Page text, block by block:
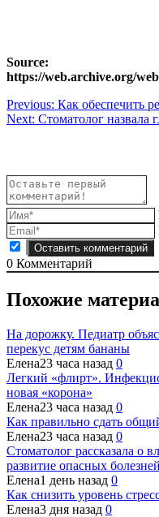
Source:
https://web.archive.org/
Навигация
по
Previous: Как обеспечить
Next: Стоматолог назвала
0 Комментарий
Похожие
На дорожку. Педиатр
перекус детям бананы
Елена23 часа назад 0
Легкий «флирт».
новая «корона»
Елена23 часа назад 0
Как правильно сдать
Елена23 часа назад 0
Стоматолог рассказала о
развитие опасных болезней
Елена1 день назад 0
Как снизить уровень
Елена3 дня назад 0